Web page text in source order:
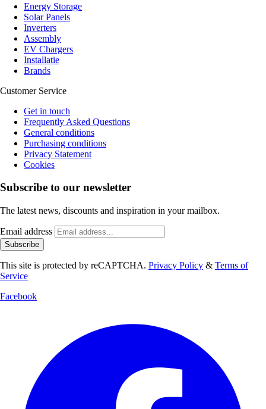
Energy Storage
Solar Panels
Inverters
Assembly
EV Chargers
Installatie
Brands
Customer Service
Get in touch
Frequently Asked Questions
General conditions
Purchasing conditions
Privacy Statement
Cookies
Subscribe to our newsletter
The latest news, discounts and inspiration in your mailbox.
Email address
Subscribe
This site is protected by reCAPTCHA. Privacy Policy & Terms of
Service
Facebook